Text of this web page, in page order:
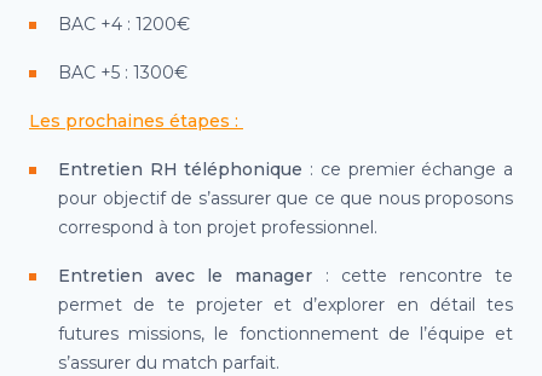
BAC +4 : 1200€
BAC +5 : 1300€
Les prochaines étapes :
Entretien RH téléphonique : ce premier échange a
pour objectif de s’assurer que ce que nous proposons
correspond à ton projet professionnel.
Entretien avec le manager : cette rencontre te
permet de te projeter et d’explorer en détail tes
futures missions, le fonctionnement de l’équipe et
s’assurer du match parfait.